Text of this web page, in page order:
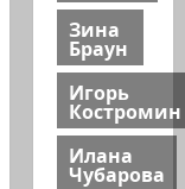
Зина
Браун
Игорь
Костромин
Илана
Чубарова